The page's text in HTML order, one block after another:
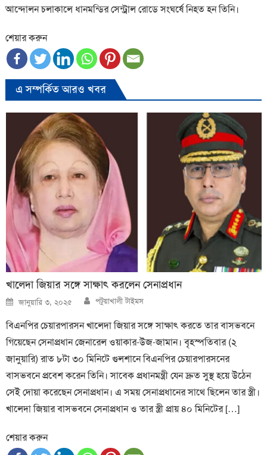
আন্দোলন চলাকালে ধানমন্ডির সেন্ট্রাল রোডে সংঘর্ষে নিহত হন তিনি।
শেয়ার করুন
এ সম্পর্কিত আরও খবর
খালেদা জিয়ার সঙ্গে সাক্ষাৎ করলেন সেনাপ্রধান
Posted
on
জানুয়ারি ৩, ২০২৫ Author
পটুয়াখালী টাইমস
বিএনপির চেয়ারপারসন খালেদা জিয়ার সঙ্গে সাক্ষাৎ করতে তার বাসভবনে
গিয়েছেন সেনাপ্রধান জেনারেল ওয়াকার-উজ-জামান। বৃহস্পতিবার (২
জানুয়ারি) রাত ৮টা ৩০ মিনিটে গুলশানে বিএনপির চেয়ারপারসনের
বাসভবনে প্রবেশ করেন তিনি। সাবেক প্রধানমন্ত্রী যেন দ্রুত সুস্থ হয়ে উঠেন
সেই দোয়া করেছেন সেনাপ্রধান। এ সময় সেনাপ্রধানের সাথে ছিলেন তার স্ত্রী।
খালেদা জিয়ার বাসভবনে সেনাপ্রধান ও তার স্ত্রী প্রায় ৪০ মিনিটের […]
শেয়ার করুন